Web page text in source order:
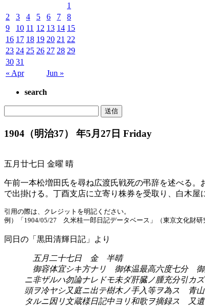
« Apr Jun »
1
2
3 4 5 6 7
8
9
10 11 12 13 14 15
16 17 18 19 20 21 22
23 24 25 26 27 28 29
30 31
search
1904（明治37） 年5月27日 Friday
五月廿七日 金曜 晴
午前一本松増田氏を尋ね広渡氏戦死の弔辞を述べる
で出掛ける。丁酉支店に立寄り株券を受取り、白木屋
引用の際は、クレジットを明記ください。
例）「1904/05/27 久米桂一郎日記データベース」（東京文化財研
同日の「黒田清輝日記」より
五月二十七日 金 半晴
御容体宜シキ方ナリ 御体温最高六度七分 御
ニ非ザルハ勿論ナレドモ未ダ肝臓ノ腫充分引
頭ヲ冷ヤシ又庭ニ出テ樹木ノ手入等ヲ為ス 青
タルニ因リ文蔵様日記中ヨリ和歌ヲ摘録ス 又